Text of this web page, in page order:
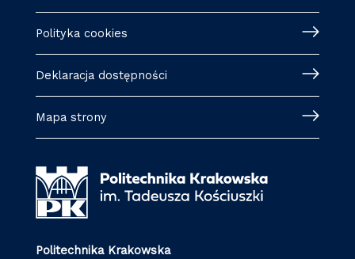
Polityka cookies
Deklaracja dostępności
Mapa strony
Politechnika Krakowska